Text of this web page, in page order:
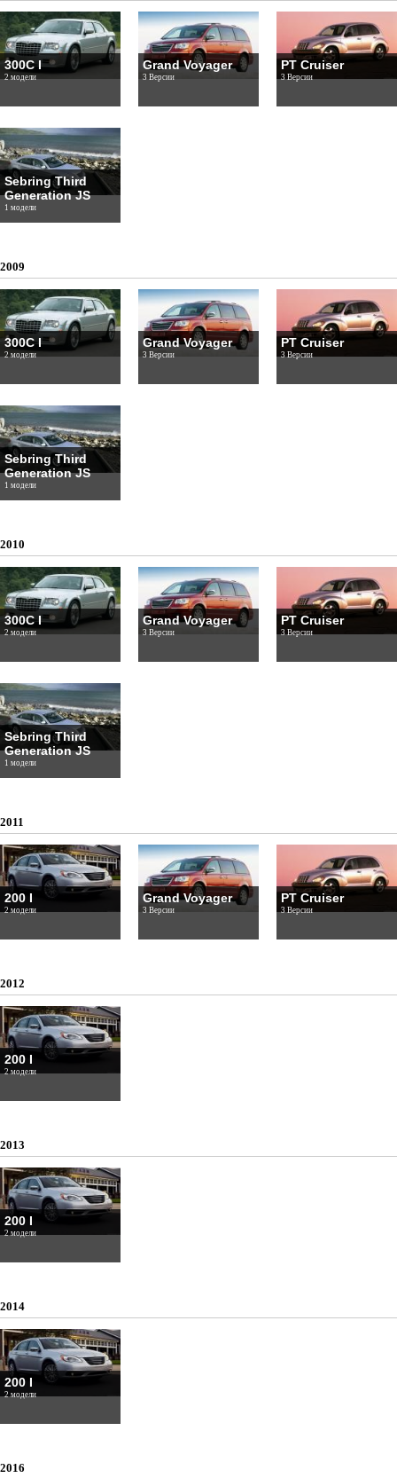
300C I
2 модели
Grand Voyager
3 Версии
PT Cruiser
3 Версии
Sebring Third
Generation JS
1 модели
2009
300C I
2 модели
Grand Voyager
3 Версии
PT Cruiser
3 Версии
Sebring Third
Generation JS
1 модели
2010
300C I
2 модели
Grand Voyager
3 Версии
PT Cruiser
3 Версии
Sebring Third
Generation JS
1 модели
2011
200 I
2 модели
Grand Voyager
3 Версии
PT Cruiser
3 Версии
2012
200 I
2 модели
2013
200 I
2 модели
2014
200 I
2 модели
2016